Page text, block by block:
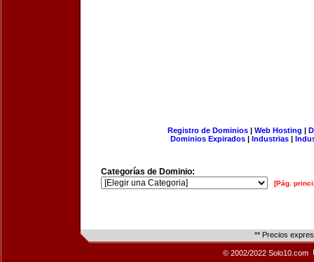
Registro de Dominios| Web Hosting |
Dominios Expirados | Industrias |
Categorías de Dominio:
[Pág.
** Precios
© 2002/2022 Solo10.com